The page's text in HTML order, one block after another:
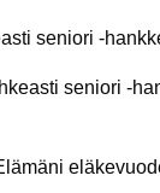
seniori -
seniori -